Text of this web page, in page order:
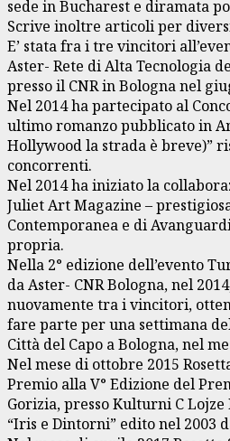
sede in Bucharest e diramata
Scrive inoltre articoli per
E’ stata fra i tre vincitori
Aster- Rete di Alta Tecnologia
presso il CNR in Bologna nel
Nel 2014 ha partecipato al
ultimo romanzo pubblicato in
Hollywood la strada è breve)”
concorrenti.
Nel 2014 ha iniziato la
Juliet Art Magazine –
Contemporanea e di
propria.
Nella 2° edizione dell’evento
da Aster- CNR Bologna, nel
nuovamente tra i vincitori,
fare parte per una settimana
Città del Capo a Bologna, nel
Nel mese di ottobre 2015
Premio alla V° Edizione del
Gorizia, presso Kulturni C
“Iris e Dintorni” edito nel 2003